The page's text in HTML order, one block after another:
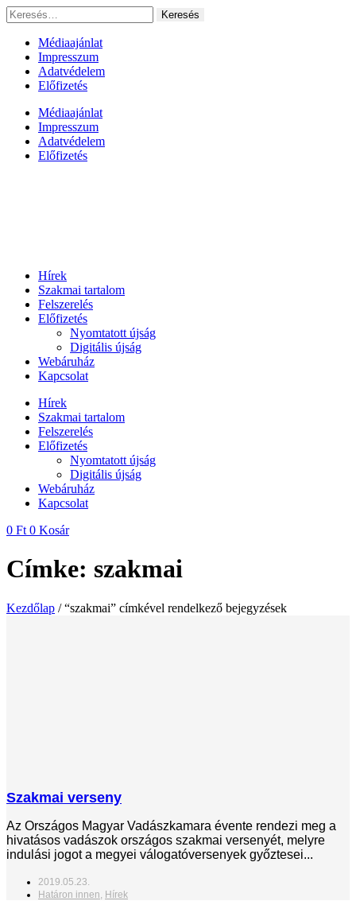
Ugrás
a
tartalomhoz
Keresés:
Médiaajánlat
Impresszum
Adatvédelem
Előfizetés
Médiaajánlat
Impresszum
Adatvédelem
Előfizetés
Hírek
Szakmai tartalom
Felszerelés
Előfizetés
Nyomtatott újság
Digitális újság
Webáruház
Kapcsolat
Hírek
Szakmai tartalom
Felszerelés
Előfizetés
Nyomtatott újság
Digitális újság
Webáruház
Kapcsolat
0 Ft 0 Kosár
Címke: szakmai
Kezdőlap / “szakmai” címkével rendelkező bejegyzések
Szakmai verseny
Az Országos Magyar Vadászkamara évente rendezi meg a
hivatásos vadászok országos szakmai versenyét, melyre
indulási jogot a megyei válogatóversenyek győztesei...
2019.05.23.
Határon innen, Hírek